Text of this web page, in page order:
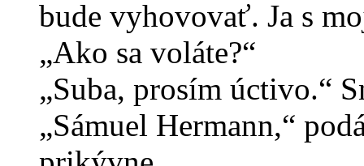
bude vyhovovať. Ja s
„Ako sa voláte?“
„Suba, prosím úctivo.“
„Sámuel Hermann,“